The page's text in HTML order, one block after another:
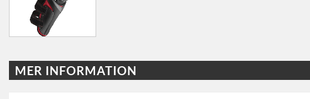
MER INFORMATION